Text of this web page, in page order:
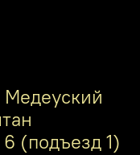
(подъезд 1)